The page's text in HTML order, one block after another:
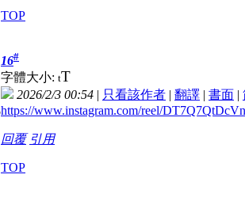
TOP
16#
字體大小: tT
2026/2/3 00:54 | 只看該作者 | 翻譯 | 書面 |
https://www.instagram.com/reel/
回覆 引用
TOP